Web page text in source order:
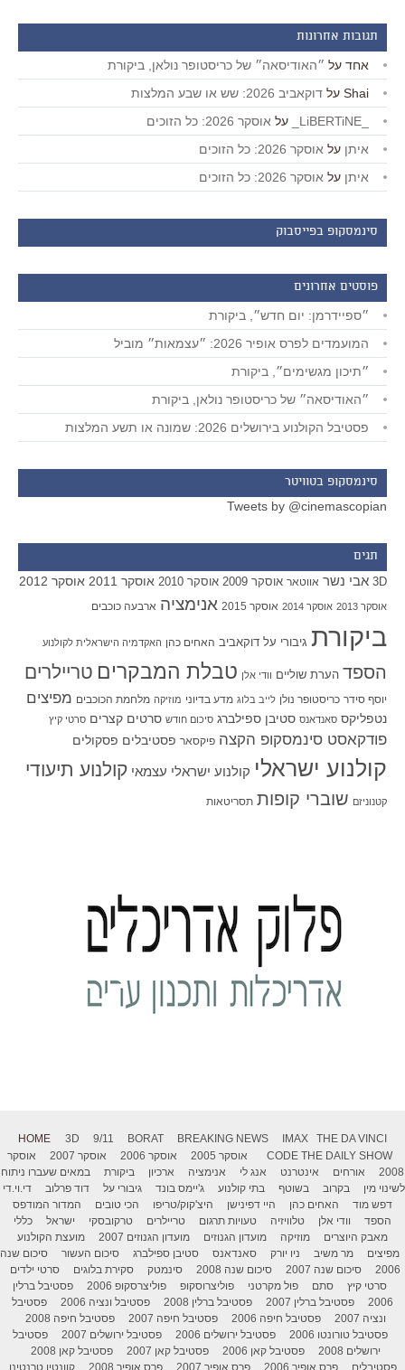
תגובות אחרונות
אחד על ״האודיסאה״ של כריסטופר נולאן, ביקורת
Shai על דוקאביב 2026: שש או שבע המלצות
על אוסקר 2026: כל הזוכים
איתן על אוסקר 2026: כל הזוכים
איתן על אוסקר 2026: כל הזוכים
סינמסקופ בפייסבוק
פוסטים אחרונים
״ספיידרמן: יום חדש״, ביקורת
המועמדים לפרס אופיר 2026: ״עצמאות״ מוביל
״תיכון מגשימים״, ביקורת
״האודיסאה״ של כריסטופר נולאן, ביקורת
פסטיבל הקולנוע בירושלים 2026: שמונה או תשע המלצות
סינמסקופ בטוויטר
Tweets by @cinemascopian
תגים
3D אבי נשר אווטאר אוסקר 2009 אוסקר 2010 אוסקר 2011 אוסקר 2012
אוסקר 2013 אוסקר 2014 אוסקר 2015 אנימציה ארבעה כוכבים
ביקורת גיבורי על דוקאביב האחים כהן האקדמיה הישראלית לקולנוע
הספד הערת שוליים וודי אלן טבלת המבקרים טריילרים
יוסף סידר כריסטופר נולן לייב בלוג מדע בדיוני מוזיקה מלחמת הכוכבים מפיצים
נטפליקס סאנדאנס סטיבן ספילברג סיכום חודש סרטים קצרים סרטי קיץ
פודקאסט סינמסקופ הקצה פיקסאר פסטיבלים פסקולים
קולנוע ישראלי קולנוע ישראלי עצמאי קולנוע תיעודי
קטנוניזם שוברי קופות תסריטאות
HOME 3D 9/11 BORAT BREAKING NEWS IMAX
THE DA VINCI
CODE THE DAILY SHOW אוסקר 2005 אוסקר 2006 אוסקר 2007
אוסקר
2008
אורחים אינטרנט אנג לי אנימציה ארכיון ביקורת
במאים שעברו ניתוח
לשינוי מין
בקרוב בשוטף בתי קולנוע ג'יימס בונד גיבורי על דוד פרלוב
די.וי.די
דפש מוד
האחים כהן היי דפינישן היצ'קוק/טריפו הכי טובים
המדור המודפס
הספד
וודי אלן טלוויזיה טעויות תרגום טריילרים טרקובסקי ישראל
כללי
מאבק היוצרים
מוזיקה מועדון הגנוזים מועדון הגנוזים 2007
מועצת הקולנוע
מפיצים
מר משיב ניו יורק סאנדאנס סטיבן ספילברג סיכום העשור
סיכום שנה
2006
סיכום שנה 2007 סיכום שנה 2008 סינמטק סקירת בלוגים
סרטי ילדים
סרטי קיץ
סתם פול מקרטני פוליצרוסקופ פוליצרסקופ 2006
פסטיבל ברלין
2006
פסטיבל ברלין 2007 פסטיבל ברלין 2008 פסטיבל ונציה 2006
פסטיבל
ונציה 2007
פסטיבל חיפה 2006 פסטיבל חיפה 2007
פסטיבל חיפה 2008
פסטיבל טורונטו 2006
פסטיבל ירושלים 2006 פסטיבל ירושלים 2007
פסטיבל
ירושלים 2008
פסטיבל קאן 2006 פסטיבל קאן 2007
פסטיבל קאן 2008
פסטיבלים
פרס אופיר 2006 פרס אופיר 2007 פרס אופיר 2008 קוונטין טרנטינו